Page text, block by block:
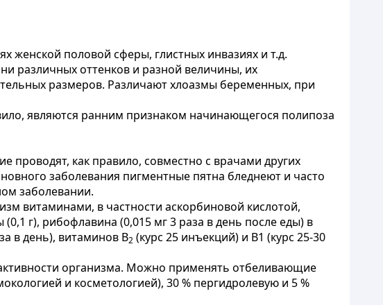
женской половой сферы, глистных инвазиях и т.д.
различных оттенков и разной величины, их
размеров. Различают хлоазмы беременных, при
являются ранним признаком начинающегося полипоза
как правило, совместно с врачами других
заболевания пигментные пятна бледнеют и часто
заболевании.
витаминами, в частности аскорбиновой кислотой,
г), рибофлавина (0,015 мг 3 раза в день после еды) в
в день), витаминов В2 (курс 25 инъекций) и B1 (курс 25-30
организма. Можно применять отбеливающие
и косметологией), 30 % пергидролевую и 5 %